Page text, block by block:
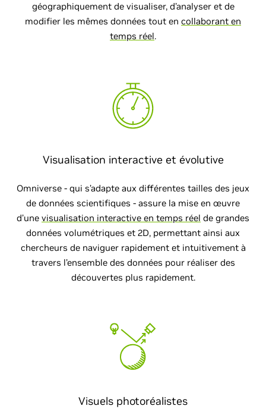
géographiquement de visualiser, d’analyser et de
modifier les mêmes données tout en collaborant en
temps réel.
Visualisation interactive et évolutive
Omniverse - qui s’adapte aux différentes tailles des jeux
de données scientifiques - assure la mise en œuvre
d’une visualisation interactive en temps réel de grandes
données volumétriques et 2D, permettant ainsi aux
chercheurs de naviguer rapidement et intuitivement à
travers l’ensemble des données pour réaliser des
découvertes plus rapidement.
Visuels photoréalistes